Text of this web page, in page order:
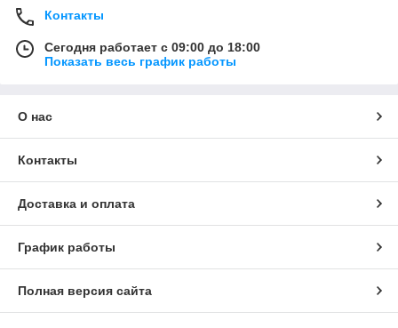
Контакты
Сегодня работает с 09:00 до 18:00
Показать весь график работы
О нас
Контакты
Доставка и оплата
График работы
Полная версия сайта